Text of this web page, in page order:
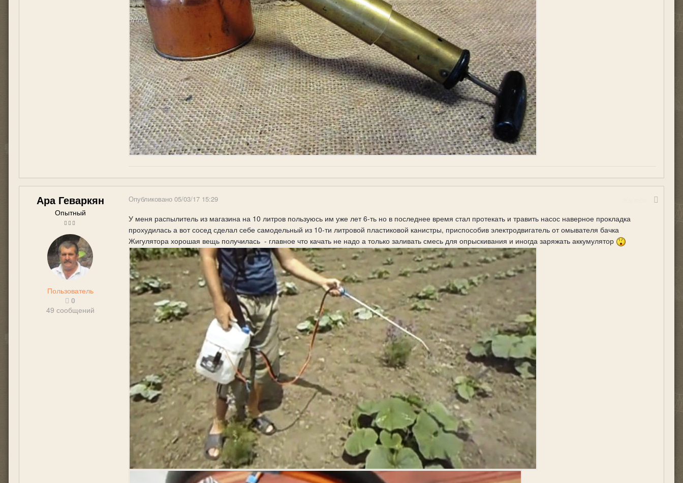
Ара Геваркян
Опытный
Пользователь
0
49 сообщений
Опубликовано 05/03/17 15:29
У меня распылитель из магазина на 10 литров пользуюсь им уже лет 6-ть но в последнее время стал протекать и травить насос наверное прокладка
прохудилась а вот сосед сделал себе самодельный из 10-ти литровой пластиковой канистры, приспособив электродвигатель от омывателя бачка
Жигулятора хорошая вещь получилась - главное что качать не надо а только заливать смесь для опрыскивания и иногда заряжать аккумулятор